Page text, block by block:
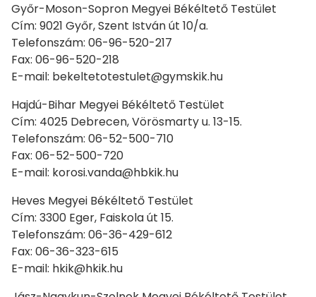
Győr-Moson-Sopron Megyei Békéltető Testület
Cím: 9021 Győr, Szent István út 10/a.
Telefonszám: 06-96-520-217
Fax: 06-96-520-218
E-mail: bekeltetotestulet@gymskik.hu
Hajdú-Bihar Megyei Békéltető Testület
Cím: 4025 Debrecen, Vörösmarty u. 13-15.
Telefonszám: 06-52-500-710
Fax: 06-52-500-720
E-mail: korosi.vanda@hbkik.hu
Heves Megyei Békéltető Testület
Cím: 3300 Eger, Faiskola út 15.
Telefonszám: 06-36-429-612
Fax: 06-36-323-615
E-mail: hkik@hkik.hu